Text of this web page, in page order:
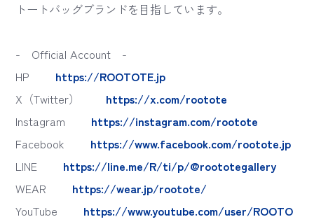
トートバッグブランドを目指しています。
- Official Account -
HP https://ROOTOTE.jp
X（Twitter） https://x.com/rootote
Instagram https://instagram.com/rootote
Facebook https://www.facebook.com/rootote.jp
LINE https://line.me/R/ti/p/@roototegallery
WEAR https://wear.jp/rootote/
YouTube https://www.youtube.com/user/ROOTO